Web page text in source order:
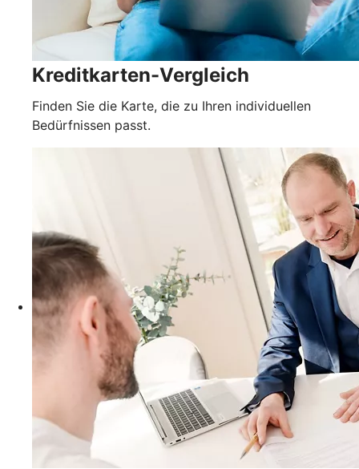
Kreditkarten-Vergleich
Finden Sie die Karte, die zu Ihren individuellen
Bedürfnissen passt.